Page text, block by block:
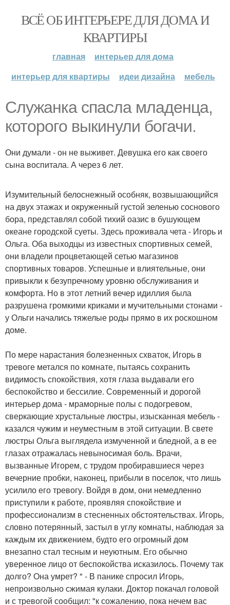
ВСЁ ОБ ИНТЕРЬЕРЕ ДЛЯ ДОМА И
КВАРТИРЫ
главная
интерьер для дома
интерьер для квартиры
идеи дизайна мебель
Служанка спасла младенца,
которого выкинули богачи.
Они думали - он не выживет. Девушка его как своего
сына воспитала. А через 6 лет.
Изумительный белоснежный особняк, возвышающийся
на двух этажах и окруженный густой зеленью соснового
бора, представлял собой тихий оазис в бушующем
океане городской суеты. Здесь проживала чета - Игорь и
Ольга. Оба выходцы из известных спортивных семей,
они владели процветающей сетью магазинов
спортивных товаров. Успешные и влиятельные, они
привыкли к безупречному уровню обслуживания и
комфорта. Но в этот летний вечер идиллия была
разрушена громкими криками и мучительными стонами -
у Ольги начались тяжелые роды прямо в их роскошном
доме.
По мере нарастания болезненных схваток, Игорь в
тревоге метался по комнате, пытаясь сохранить
видимость спокойствия, хотя глаза выдавали его
беспокойство и бессилие. Современный и дорогой
интерьер дома - мраморные полы с подогревом,
сверкающие хрустальные люстры, изысканная мебель -
казался чужим и неуместным в этой ситуации. В свете
люстры Ольга выглядела измученной и бледной, а в ее
глазах отражалась невыносимая боль. Врачи,
вызванные Игорем, с трудом пробиравшиеся через
вечерние пробки, наконец, прибыли в поселок, что лишь
усилило его тревогу. Войдя в дом, они немедленно
приступили к работе, проявляя спокойствие и
профессионализм в стесненных обстоятельствах. Игорь,
словно потерянный, застыл в углу комнаты, наблюдая за
каждым их движением, будто его огромный дом
внезапно стал тесным и неуютным. Его обычно
уверенное лицо от беспокойства исказилось. Почему так
долго? Она умрет? " - В панике спросил Игорь,
непроизвольно сжимая кулаки. Доктор покачал головой
и с тревогой сообщил: "к сожалению, пока нечем вас